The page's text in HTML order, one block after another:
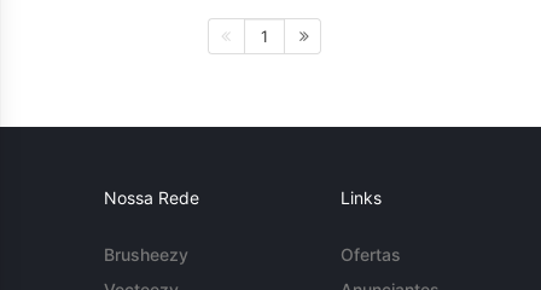
1
Nossa Rede
Brusheezy
Links
Ofertas